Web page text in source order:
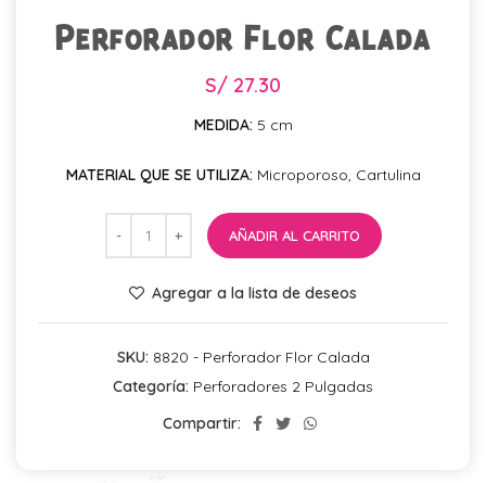
Perforador Flor Calada
S/ 27.30
MEDIDA: 5 cm
MATERIAL QUE SE UTILIZA: Microporoso, Cartulina
AÑADIR AL CARRITO
Agregar a la lista de deseos
SKU: 8820 - Perforador Flor Calada
Categoría: Perforadores 2 Pulgadas
Compartir: